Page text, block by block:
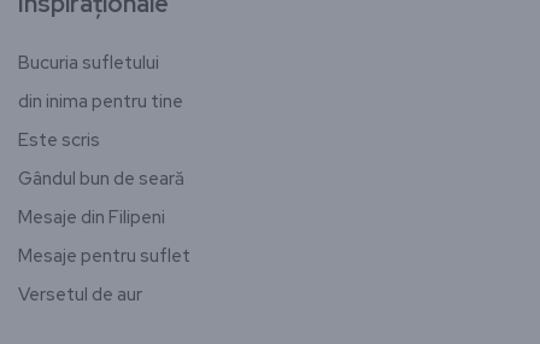
Bucuria sufletului
din inima pentru tine
Este scris
Gândul bun de seară
Mesaje din Filipeni
Mesaje pentru suflet
Versetul de aur